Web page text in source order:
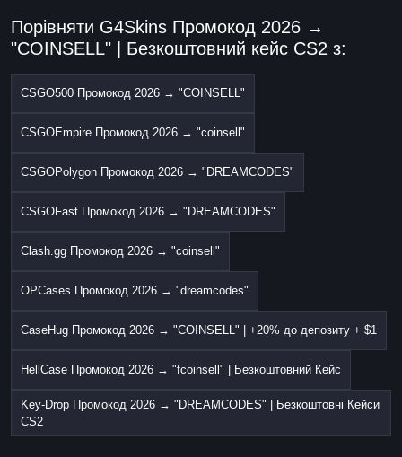
Порівняти G4Skins Промокод 2026 →
"COINSELL" | Безкоштовний кейс CS2 з:
CSGO500 Промокод 2026 → "COINSELL"
CSGOEmpire Промокод 2026 → "coinsell"
CSGOPolygon Промокод 2026 → "DREAMCODES"
CSGOFast Промокод 2026 → "DREAMCODES"
Clash.gg Промокод 2026 → "coinsell"
OPCases Промокод 2026 → "dreamcodes"
CaseHug Промокод 2026 → "COINSELL" | +20% до депозиту + $1
HellCase Промокод 2026 → "fcoinsell" | Безкоштовний Кейс
Key-Drop Промокод 2026 → "DREAMCODES" | Безкоштовні Кейси
CS2